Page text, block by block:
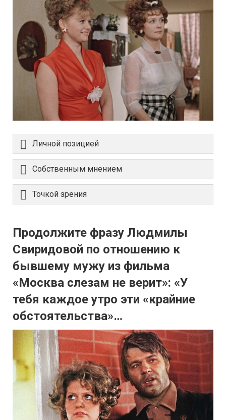
Личной позицией
Собственным мнением
Точкой зрения
Продолжите фразу Людмилы
Свиридовой по отношению к
бывшему мужу из фильма
«Москва слезам не верит»: «У
тебя каждое утро эти «крайние
обстоятельства»…